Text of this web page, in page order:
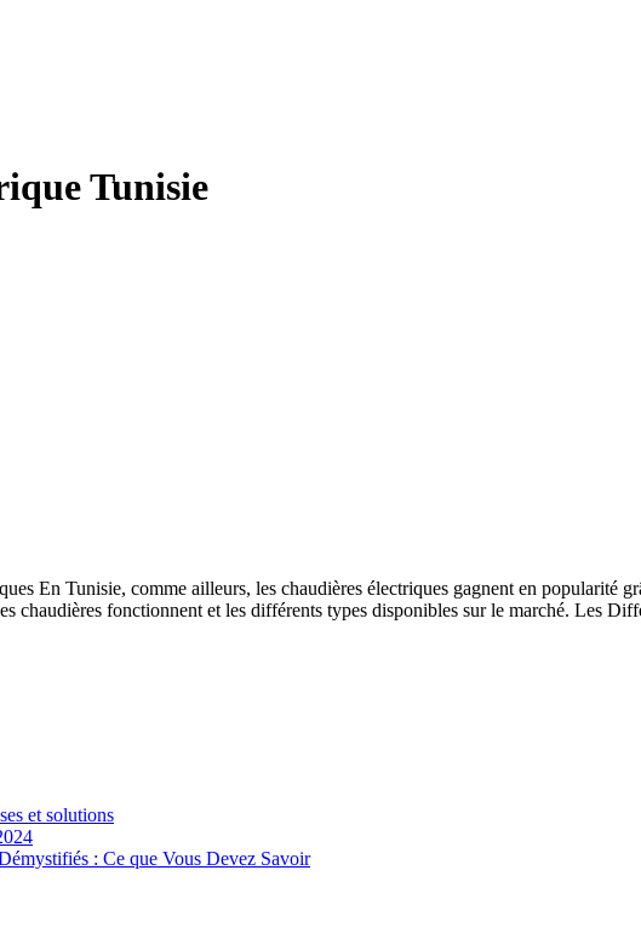
Tunisie
En Tunisie, comme ailleurs, les chaudières électriques gagnent en popularité
chaudières fonctionnent et les différents types disponibles sur le marché. Les
et solutions
: Ce que Vous Devez Savoir